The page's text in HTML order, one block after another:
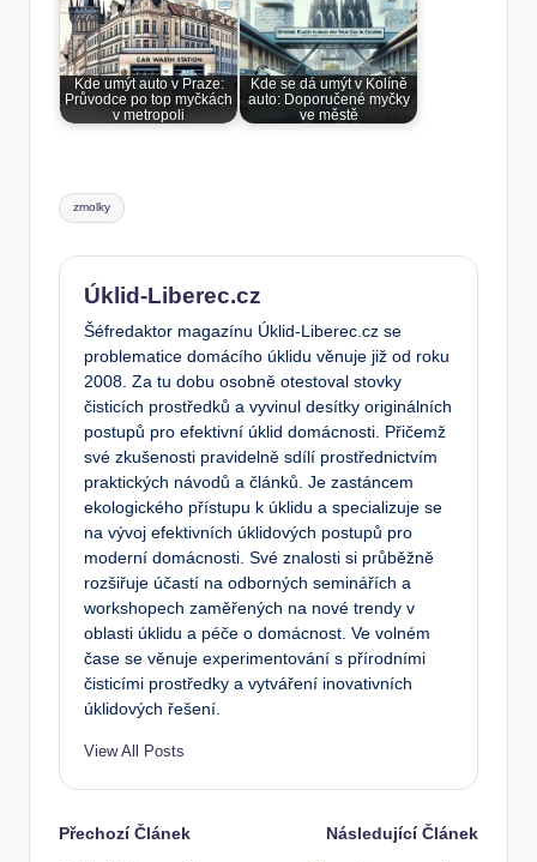
Kde umýt auto v Praze:
Průvodce po top myčkách
v metropoli
Kde se dá umýt v Kolíně
auto: Doporučené myčky
ve městě
Tags:
zmolky
Úklid-Liberec.cz
Šéfredaktor magazínu Úklid-Liberec.cz se
problematice domácího úklidu věnuje již od roku
2008. Za tu dobu osobně otestoval stovky
čisticích prostředků a vyvinul desítky originálních
postupů pro efektivní úklid domácnosti. Přičemž
své zkušenosti pravidelně sdílí prostřednictvím
praktických návodů a článků. Je zastáncem
ekologického přístupu k úklidu a specializuje se
na vývoj efektivních úklidových postupů pro
moderní domácnosti. Své znalosti si průběžně
rozšiřuje účastí na odborných seminářích a
workshopech zaměřených na nové trendy v
oblasti úklidu a péče o domácnost. Ve volném
čase se věnuje experimentování s přírodními
čisticími prostředky a vytváření inovativních
úklidových řešení.
View All Posts
Post
Přechozí Článek Následující Článek